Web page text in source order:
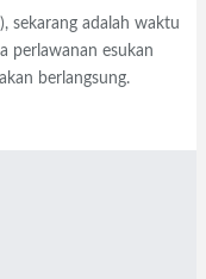
sekarang adalah waktu
perlawanan esukan
berlangsung.